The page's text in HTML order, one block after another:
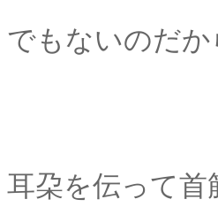
でもないのだ
「･･･
はっとし
耳朶を伝って首